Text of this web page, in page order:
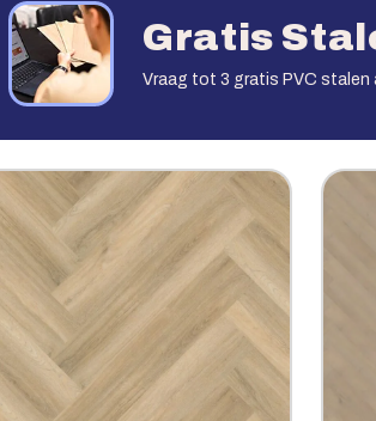
Gratis
Vraag tot 3 gratis PVC stalen